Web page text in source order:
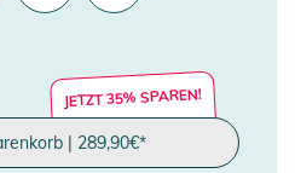
JETZT 35% SPAREN!
| 289,90€*